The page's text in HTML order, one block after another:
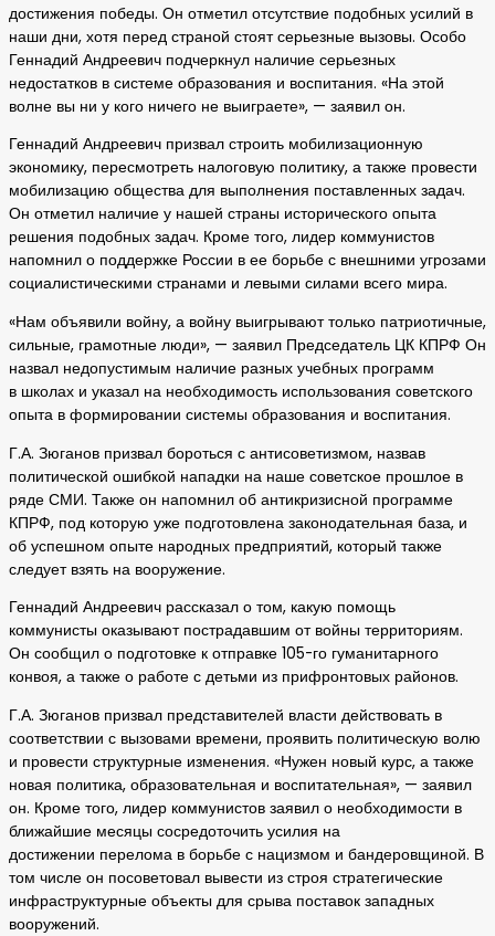
достижения победы. Он отметил отсутствие подобных усилий в
наши дни, хотя перед страной стоят серьезные вызовы. Особо
Геннадий Андреевич подчеркнул наличие серьезных
недостатков в системе образования и воспитания. «На этой
волне вы ни у кого ничего не выиграете», — заявил он.
Геннадий Андреевич призвал строить мобилизационную
экономику, пересмотреть налоговую политику, а также провести
мобилизацию общества для выполнения поставленных задач.
Он отметил наличие у нашей страны исторического опыта
решения подобных задач. Кроме того, лидер коммунистов
напомнил о поддержке России в ее борьбе с внешними угрозами
социалистическими странами и левыми силами всего мира.
«Нам объявили войну, а войну выигрывают только патриотичные,
сильные, грамотные люди», — заявил Председатель ЦК КПРФ Он
назвал недопустимым наличие разных учебных программ
в школах и указал на необходимость использования советского
опыта в формировании системы образования и воспитания.
Г.А. Зюганов призвал бороться с антисоветизмом, назвав
политической ошибкой нападки на наше советское прошлое в
ряде СМИ. Также он напомнил об антикризисной программе
КПРФ, под которую уже подготовлена законодательная база, и
об успешном опыте народных предприятий, который также
следует взять на вооружение.
Геннадий Андреевич рассказал о том, какую помощь
коммунисты оказывают пострадавшим от войны территориям.
Он сообщил о подготовке к отправке 105-го гуманитарного
конвоя, а также о работе с детьми из прифронтовых районов.
Г.А. Зюганов призвал представителей власти действовать в
соответствии с вызовами времени, проявить политическую волю
и провести структурные изменения. «Нужен новый курс, а также
новая политика, образовательная и воспитательная», — заявил
он. Кроме того, лидер коммунистов заявил о необходимости в
ближайшие месяцы сосредоточить усилия на
достижении перелома в борьбе с нацизмом и бандеровщиной. В
том числе он посоветовал вывести из строя стратегические
инфраструктурные объекты для срыва поставок западных
вооружений.